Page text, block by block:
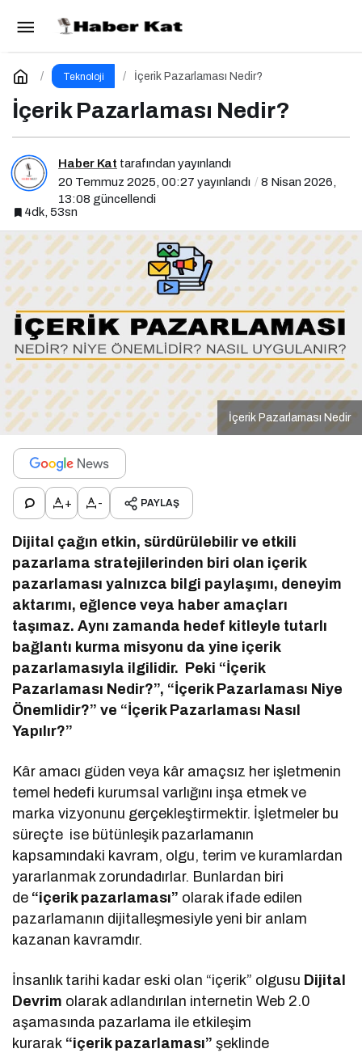
Teknoloji İçerik Pazarlaması Nedir?
İçerik Pazarlaması Nedir?
Haber Kat tarafından yayınlandı
20 Temmuz 2025, 00:27 yayınlandı
8 Nisan 2026,
13:08 güncellendi
4dk, 53sn
İçerik Pazarlaması Nedir
+ - PAYLAŞ
Dijital çağın etkin, sürdürülebilir ve etkili
pazarlama stratejilerinden biri olan içerik
pazarlaması yalnızca bilgi paylaşımı, deneyim
aktarımı, eğlence veya haber amaçları
taşımaz. Aynı zamanda hedef kitleyle tutarlı
bağlantı kurma misyonu da yine içerik
pazarlamasıyla ilgilidir. Peki “İçerik
Pazarlaması Nedir?”, “İçerik Pazarlaması Niye
Önemlidir?” ve “İçerik Pazarlaması Nasıl
Yapılır?”
Kâr amacı güden veya kâr amaçsız her işletmenin
temel hedefi kurumsal varlığını inşa etmek ve
marka vizyonunu gerçekleştirmektir. İşletmeler bu
süreçte ise bütünleşik pazarlamanın
kapsamındaki kavram, olgu, terim ve kuramlardan
yararlanmak zorundadırlar. Bunlardan biri
de “içerik pazarlaması” olarak ifade edilen
pazarlamanın dijitalleşmesiyle yeni bir anlam
kazanan kavramdır.
İnsanlık tarihi kadar eski olan “içerik” olgusu Dijital
Devrim olarak adlandırılan internetin Web 2.0
aşamasında pazarlama ile etkileşim
kurarak “içerik pazarlaması” şeklinde
Sosyal Medya Yönetimi Nedir?
Yorum Yap